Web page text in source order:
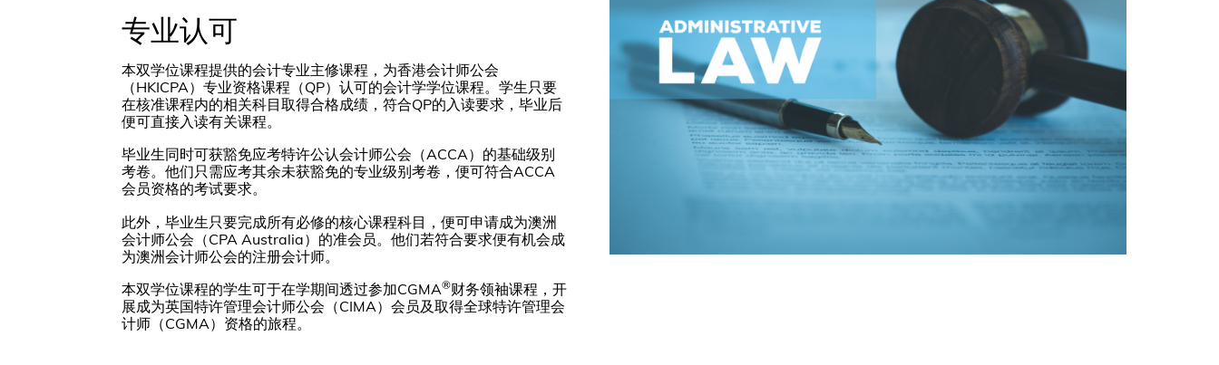
专业认可
本双学位课程提供的会计专业主修课程，为香港会计师公会
（HKICPA）专业资格课程（QP）认可的会计学学位课程。学生只要
在核准课程内的相关科目取得合格成绩，符合QP的入读要求，毕业后
便可直接入读有关课程。
毕业生同时可获豁免应考特许公认会计师公会（ACCA）的基础级别
考卷。他们只需应考其余未获豁免的专业级别考卷，便可符合ACCA
会员资格的考试要求。
此外，毕业生只要完成所有必修的核心课程科目，便可申请成为澳洲
会计师公会（CPA Australia）的准会员。他们若符合要求便有机会成
为澳洲会计师公会的注册会计师。
本双学位课程的学生可于在学期间透过参加CGMA®财务领袖课程，开
展成为英国特许管理会计师公会（CIMA）会员及取得全球特许管理会
计师（CGMA）资格的旅程。